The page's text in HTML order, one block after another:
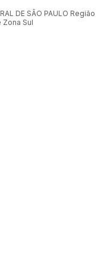
DE SÃO PAULO Região
Zona Sul